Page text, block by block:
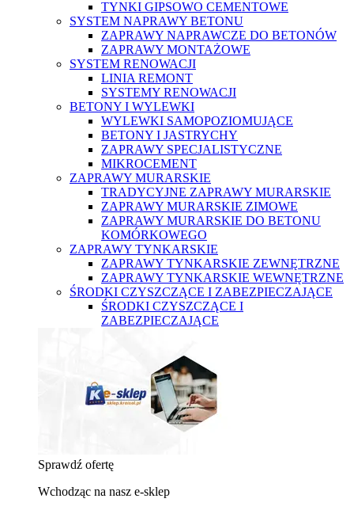
TYNKI GIPSOWO CEMENTOWE
SYSTEM NAPRAWY BETONU
ZAPRAWY NAPRAWCZE DO BETONÓW
ZAPRAWY MONTAŻOWE
SYSTEM RENOWACJI
LINIA REMONT
SYSTEMY RENOWACJI
BETONY I WYLEWKI
WYLEWKI SAMOPOZIOMUJĄCE
BETONY I JASTRYCHY
ZAPRAWY SPECJALISTYCZNE
MIKROCEMENT
ZAPRAWY MURARSKIE
TRADYCYJNE ZAPRAWY MURARSKIE
ZAPRAWY MURARSKIE ZIMOWE
ZAPRAWY MURARSKIE DO BETONU
KOMÓRKOWEGO
ZAPRAWY TYNKARSKIE
ZAPRAWY TYNKARSKIE ZEWNĘTRZNE
ZAPRAWY TYNKARSKIE WEWNĘTRZNE
ŚRODKI CZYSZCZĄCE I ZABEZPIECZAJĄCE
ŚRODKI CZYSZCZĄCE I
ZABEZPIECZAJĄCE
Sprawdź ofertę
Wchodząc na nasz e-sklep